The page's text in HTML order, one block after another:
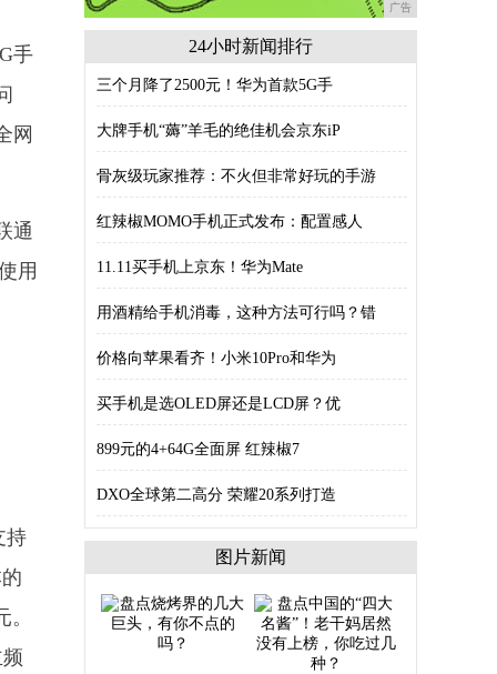
手
网
通
用
持
广告
24小时新闻排行
三个月降了2500元！华为首款5G手
大牌手机“薅”羊毛的绝佳机会京东iP
骨灰级玩家推荐：不火但非常好玩的手游
红辣椒MOMO手机正式发布：配置感人
11.11买手机上京东！华为Mate
用酒精给手机消毒，这种方法可行吗？错
价格向苹果看齐！小米10Pro和华为
买手机是选OLED屏还是LCD屏？优
899元的4+64G全面屏 红辣椒7
DXO全球第二高分 荣耀20系列打造
图片新闻